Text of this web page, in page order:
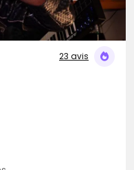
23 avis